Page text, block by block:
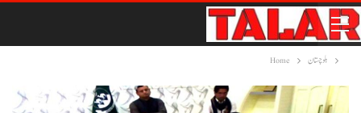
Home بلوچستان